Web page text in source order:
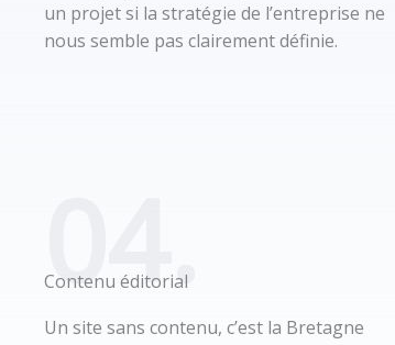
un projet si la stratégie de l’entreprise ne
nous semble pas clairement définie.
04.
Contenu éditorial
Un site sans contenu, c’est la Bretagne